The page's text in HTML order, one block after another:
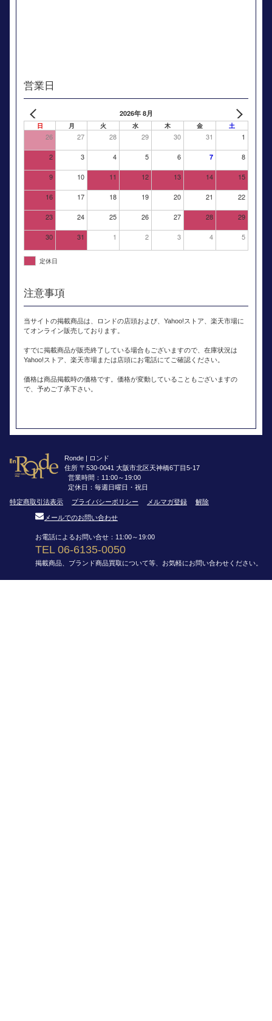
営業日
2026年 8月
日 月 火 水 木 金 土
26 27 28 29 30 31 1
2 3 4 5 6 7 8
9 10 11 12 13 14 15
16 17 18 19 20 21 22
23 24 25 26 27 28 29
30 31 1 2 3 4 5
定休日
注意事項
当サイトの掲載商品は、ロンドの店頭および、Yahoo!ストア、楽天市場に
てオンライン販売しております。
すでに掲載商品が販売終了している場合もございますので、在庫状況は
Yahoo!ストア、楽天市場または店頭にお電話にてご確認ください。
価格は商品掲載時の価格です。価格が変動していることもございますの
で、予めご了承下さい。
Ronde | ロンド
住所 〒530-0041 大阪市北区天神橋6丁目5-17
営業時間：11:00～19:00
定休日：毎週日曜日・祝日
特定商取引法表示
プライバシーポリシー メルマガ登録 解除
メールでのお問い合わせ
お電話によるお問い合せ：11:00～19:00
TEL 06-6135-0050
掲載商品、ブランド商品買取について等、お気軽にお問い合わせください。